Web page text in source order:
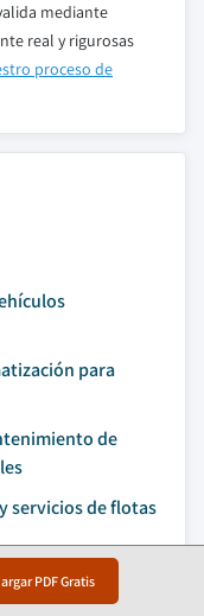
PDF Gratis
mediante
real y rigurosas
proceso de
para
de
servicios de flotas